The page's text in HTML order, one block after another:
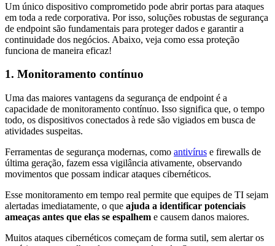
Um único dispositivo comprometido pode abrir portas para ataques
em toda a rede corporativa. Por isso, soluções robustas de segurança
de endpoint são fundamentais para proteger dados e garantir a
continuidade dos negócios. Abaixo, veja como essa proteção
funciona de maneira eficaz!
1. Monitoramento contínuo
Uma das maiores vantagens da segurança de endpoint é a
capacidade de monitoramento contínuo. Isso significa que, o tempo
todo, os dispositivos conectados à rede são vigiados em busca de
atividades suspeitas.
Ferramentas de segurança modernas, como antivírus e firewalls de
última geração, fazem essa vigilância ativamente, observando
movimentos que possam indicar ataques cibernéticos.
Esse monitoramento em tempo real permite que equipes de TI sejam
alertadas imediatamente, o que ajuda a identificar potenciais
ameaças antes que elas se espalhem e causem danos maiores.
Muitos ataques cibernéticos começam de forma sutil, sem alertar os